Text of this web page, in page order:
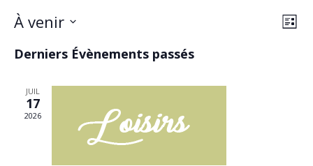
Recherche
Liste
À venir
une
Derniers Évènements passés
JUIL
17
2026